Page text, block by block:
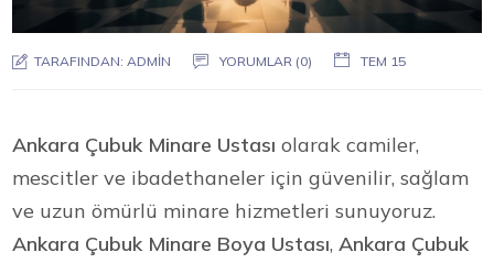
TARAFINDAN:ADMIN YORUMLAR (0) TEM 15
Ankara Çubuk Minare Ustası olarak camiler,
mescitler ve ibadethaneler için güvenilir, sağlam
ve uzun ömürlü minare hizmetleri sunuyoruz.
Ankara Çubuk Minare Boya Ustası,Ankara Çubuk